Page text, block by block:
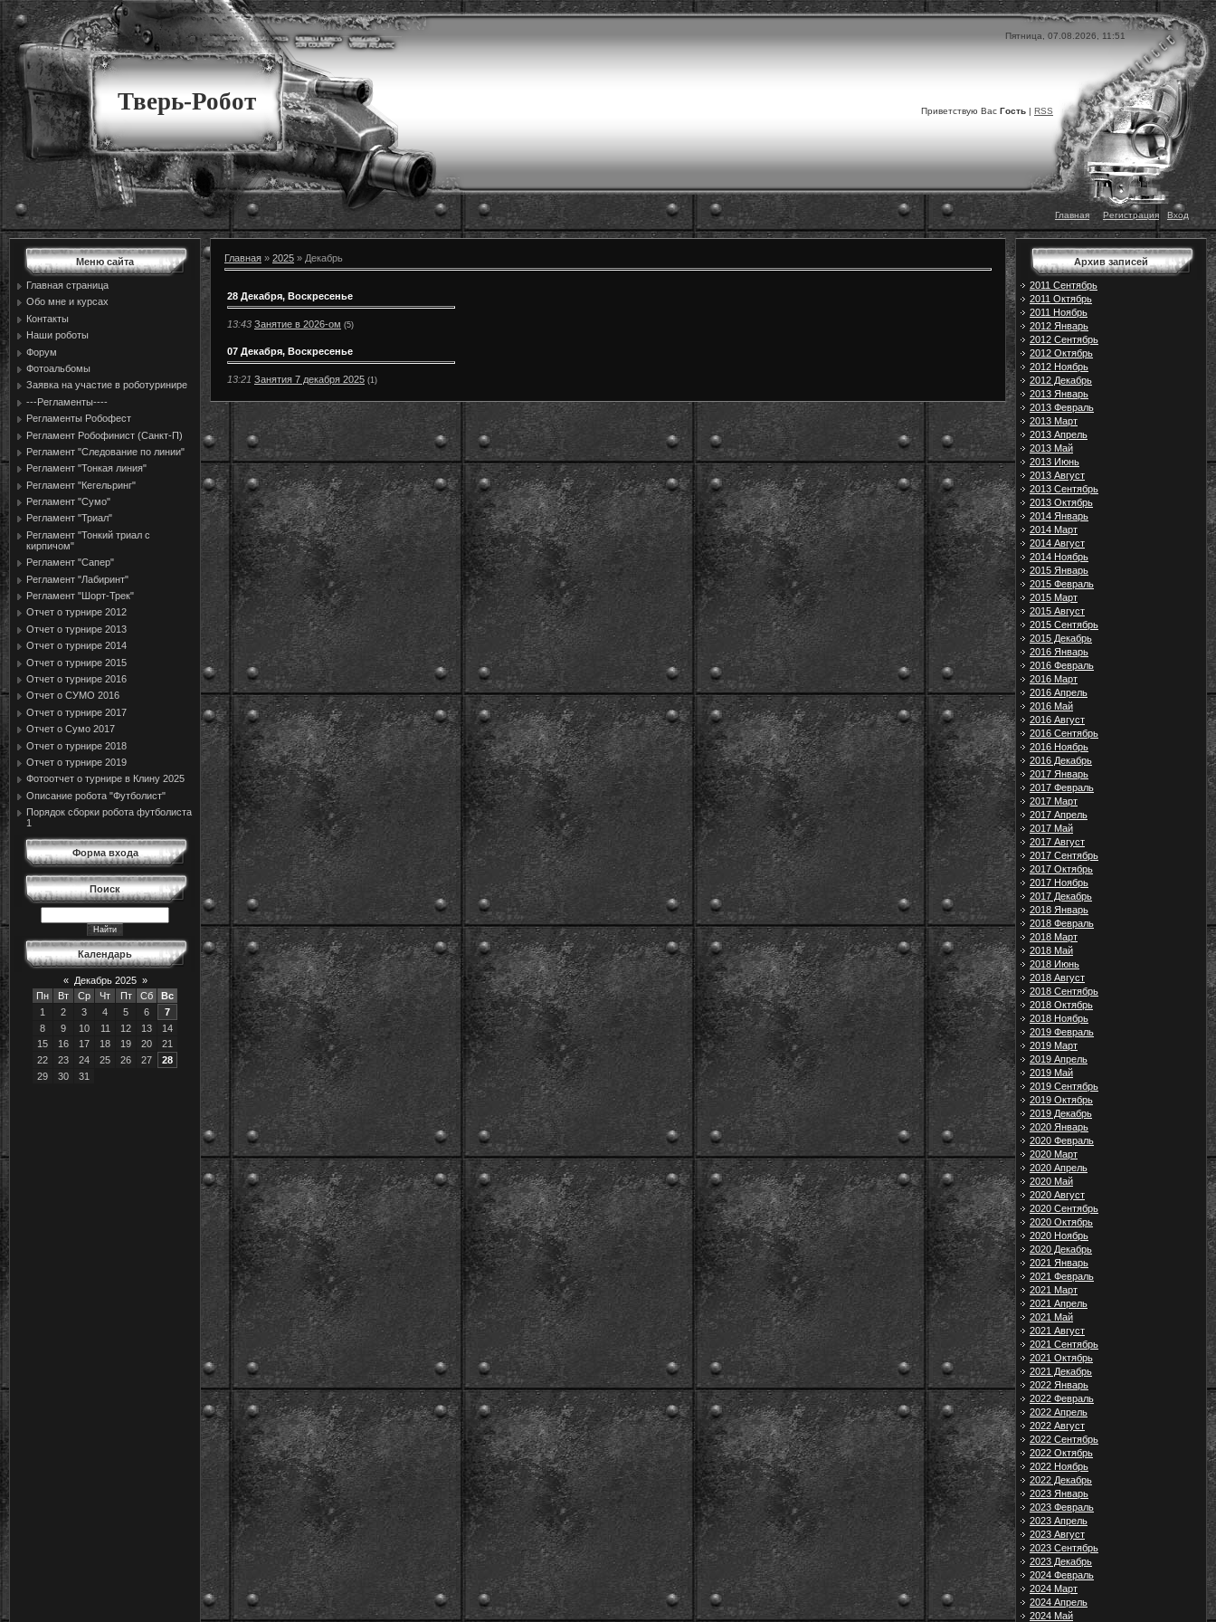
Пятница, 07.08.2026, 11:51
Тверь-Робот Приветствую Вас Гость | RSS
Главная| Регистрация Вход
Меню сайта
Главная страница
Обо мне и курсах
Контакты
Наши роботы
Форум
Фотоальбомы
Заявка на участие в роботуринире
---Регламенты----
Регламенты Робофест
Регламент Робофинист (Санкт-П)
Регламент "Следование по линии"
Регламент "Тонкая линия"
Регламент "Кегельринг"
Регламент "Сумо"
Регламент "Триал"
Регламент "Тонкий триал с
кирпичом"
Регламент "Сапер"
Регламент "Лабиринт"
Регламент "Шорт-Трек"
Отчет о турнире 2012
Отчет о турнире 2013
Отчет о турнире 2014
Отчет о турнире 2015
Отчет о турнире 2016
Отчет о СУМО 2016
Отчет о турнире 2017
Отчет о Сумо 2017
Отчет о турнире 2018
Отчет о турнире 2019
Фотоотчет о турнире в Клину 2025
Описание робота "Футболист"
Порядок сборки робота футболиста
1
Форма входа
Поиск
Календарь
« Декабрь 2025 »
Пн
Вт Ср Чт Пт Сб
Вс
1
2 3 4 5 6
7
8
9 10 11 12 13
14
15
16 17 18 19 20
21
22
23 24 25 26 27
28
29
30 31
Главная » 2025 » Декабрь
28 Декабря, Воскресенье
13:43 Занятие в 2026-ом (5)
07 Декабря, Воскресенье
13:21 Занятия 7 декабря 2025 (1)
Архив записей
2011 Сентябрь
2011 Октябрь
2011 Ноябрь
2012 Январь
2012 Сентябрь
2012 Октябрь
2012 Ноябрь
2012 Декабрь
2013 Январь
2013 Февраль
2013 Март
2013 Апрель
2013 Май
2013 Июнь
2013 Август
2013 Сентябрь
2013 Октябрь
2014 Январь
2014 Март
2014 Август
2014 Ноябрь
2015 Январь
2015 Февраль
2015 Март
2015 Август
2015 Сентябрь
2015 Декабрь
2016 Январь
2016 Февраль
2016 Март
2016 Апрель
2016 Май
2016 Август
2016 Сентябрь
2016 Ноябрь
2016 Декабрь
2017 Январь
2017 Февраль
2017 Март
2017 Апрель
2017 Май
2017 Август
2017 Сентябрь
2017 Октябрь
2017 Ноябрь
2017 Декабрь
2018 Январь
2018 Февраль
2018 Март
2018 Май
2018 Июнь
2018 Август
2018 Сентябрь
2018 Октябрь
2018 Ноябрь
2019 Февраль
2019 Март
2019 Апрель
2019 Май
2019 Сентябрь
2019 Октябрь
2019 Декабрь
2020 Январь
2020 Февраль
2020 Март
2020 Апрель
2020 Май
2020 Август
2020 Сентябрь
2020 Октябрь
2020 Ноябрь
2020 Декабрь
2021 Январь
2021 Февраль
2021 Март
2021 Апрель
2021 Май
2021 Август
2021 Сентябрь
2021 Октябрь
2021 Декабрь
2022 Январь
2022 Февраль
2022 Апрель
2022 Август
2022 Сентябрь
2022 Октябрь
2022 Ноябрь
2022 Декабрь
2023 Январь
2023 Февраль
2023 Апрель
2023 Август
2023 Сентябрь
2023 Декабрь
2024 Февраль
2024 Март
2024 Апрель
2024 Май